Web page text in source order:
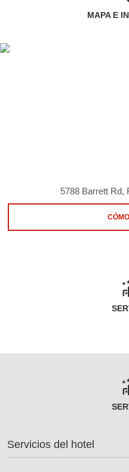
MAPA E
5788 Barrett Rd,
Servicios del hotel